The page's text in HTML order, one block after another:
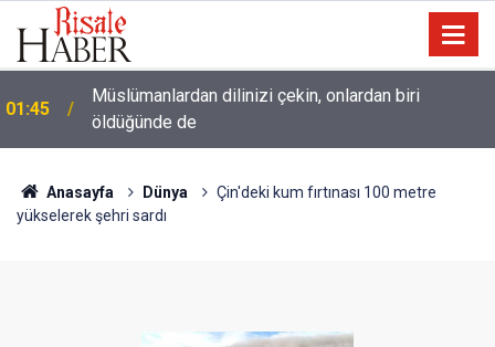
01:45
Müslümanlardan dilinizi çekin, onlardan biri
öldüğünde de
Anasayfa Dünya
Çin'deki kum fırtınası 100 metre
yükselerek şehri sardı